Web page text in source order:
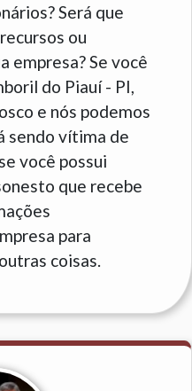
Será que
ou
empresa? Se você
do Piauí - PI,
e nós podemos
sendo vítima de
você possui
que recebe
para
coisas.